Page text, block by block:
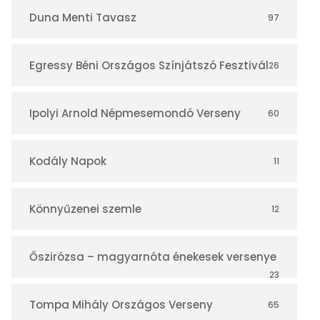
r
Duna Menti Tavasz 97
Egressy Béni Országos Színjátszó Fesztivál26
Ipolyi Arnold Népmesemondó Verseny 60
Kodály Napok 11
Könnyűzenei szemle 12
Őszirózsa – magyarnóta énekesek versenye
23
Tompa Mihály Országos Verseny 65